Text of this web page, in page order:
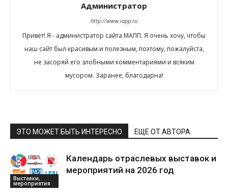
Администратор
http://www.iapp.ru
Привет! Я - администратор сайта МАПП. Я очень хочу, чтобы
наш сайт был красивым и полезным, поэтому, пожалуйста,
не засоряй его злобными комментариями и всяким
мусором. Заранее, благодарна!
ЭТО МОЖЕТ БЫТЬ ИНТЕРЕСНО ЕЩЕ ОТ АВТОРА
Выставки,
мероприятия
Календарь отраслевых выставок и
мероприятий на 2026 год